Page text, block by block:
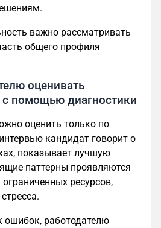
важно рассматривать
общего профиля
оценивать
с помощью диагностики
оценить только по
кандидат говорит о
показывает лучшую
паттерны проявляются
ресурсов,
ошибок, работодателю